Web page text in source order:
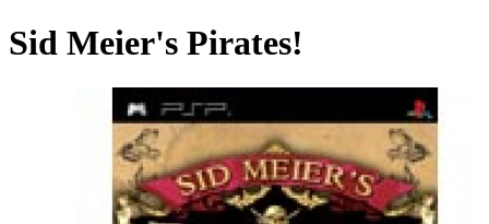
Sid Meier's Pirates!